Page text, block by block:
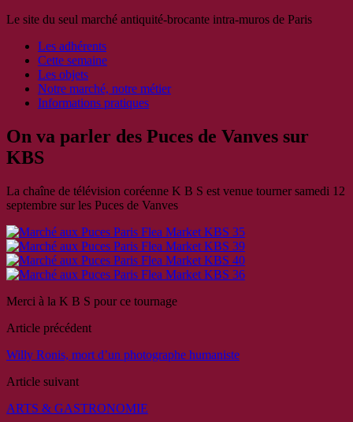
Le site du seul marché antiquité-brocante intra-muros de Paris
Les adhérents
Cette semaine
Les objets
Notre marché, notre métier
Informations pratiques
On va parler des Puces de Vanves sur
KBS
La chaîne de télévision coréenne K B S est venue tourner samedi 12
septembre sur les Puces de Vanves
Merci à la K B S pour ce tournage
Article précédent
Willy Ronis, mort d’un photographe humaniste
Article suivant
ARTS & GASTRONOMIE